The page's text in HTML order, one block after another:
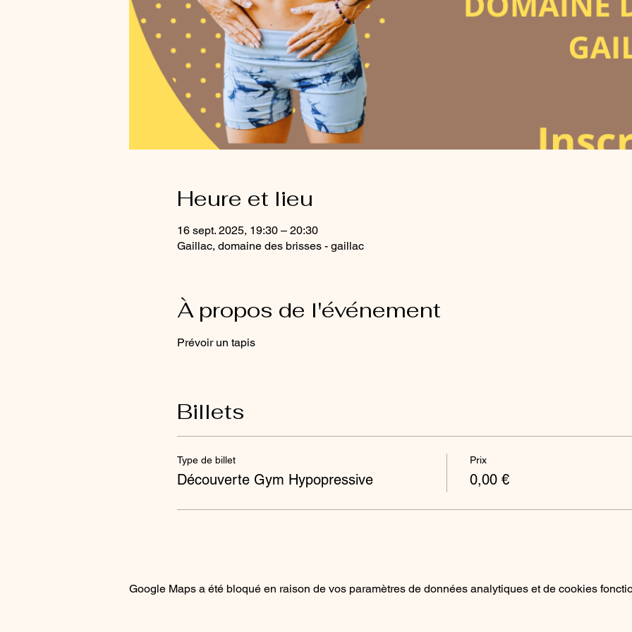
Heure et lieu
16 sept. 2025, 19:30 – 20:30
Gaillac, domaine des brisses - gaillac
À propos de l'événement
Prévoir un tapis
Billets
Type de billet
Découverte Gym Hypopressive
Prix
0,00 €
Google Maps a été bloqué en raison de vos paramètres de données analytiques et de cookies